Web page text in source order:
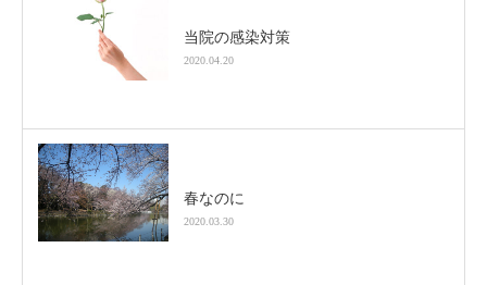
当院の感染対策
2020.04.20
春なのに
2020.03.30